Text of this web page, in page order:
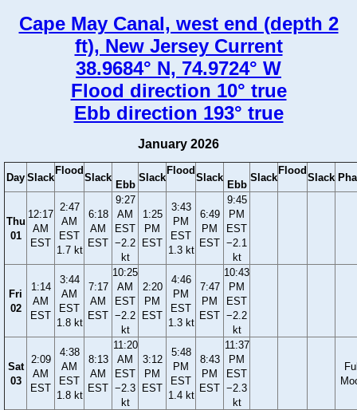
Cape May Canal, west end (depth 2
ft), New Jersey Current
38.9684° N, 74.9724° W
Flood direction 10° true
Ebb direction 193° true
January 2026
Day Slack
Flood
Slack
Ebb
Slack
Flood
Slack
Ebb
Slack
Flood
Slack
Thu
01
12:17
AM
EST
2:47
AM
EST
1.7 kt
6:18
AM
EST
9:27
AM
EST
−2.2
kt
1:25
PM
EST
3:43
PM
EST
1.3 kt
6:49
PM
EST
9:45
PM
EST
−2.1
kt
Fri
02
1:14
AM
EST
3:44
AM
EST
1.8 kt
7:17
AM
EST
10:25
AM
EST
−2.2
kt
2:20
PM
EST
4:46
PM
EST
1.3 kt
7:47
PM
EST
10:43
PM
EST
−2.2
kt
Sat
03
2:09
AM
EST
4:38
AM
EST
1.8 kt
8:13
AM
EST
11:20
AM
EST
−2.3
kt
3:12
PM
EST
5:48
PM
EST
1.4 kt
8:43
PM
EST
11:37
PM
EST
−2.3
kt